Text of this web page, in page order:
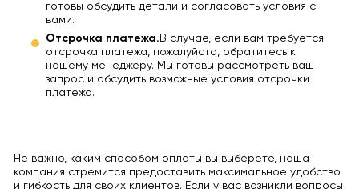
готовы обсудить детали и согласовать условия с
вами.
Отсрочка платежа. В случае, если вам требуется
отсрочка платежа, пожалуйста, обратитесь к
нашему менеджеру. Мы готовы рассмотреть ваш
запрос и обсудить возможные условия отсрочки
платежа.
Не важно, каким способом оплаты вы выберете, наша
компания стремится предоставить максимальное удобство
и гибкость для своих клиентов. Если у вас возникли вопросы